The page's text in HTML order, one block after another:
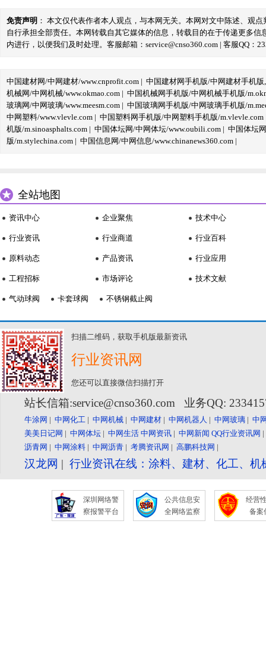
免责声明 ： 本文仅代表作者本人观点，与本网无关。本网对文中陈述、观
自行承担全部责任。本网转载自其它媒体的信息，转载目的在于传递更多
内进行，以便我们及时处理。客服邮箱：service@cnso360.com | 客服QQ：
中国建材网/中网建材/www.cnprofit.com | 中国建材网手机版/中网建材手机版
机械网/中网机械/www.okmao.com | 中国机械网手机版/中网机械手机版/
玻璃网/中网玻璃/www.meesm.com | 中国玻璃网手机版/中网玻璃手机版/
中网塑料/www.vlevle.com | 中国塑料网手机版/中网塑料手机版/m.vlevle.com
机版/m.sinoasphalts.com | 中国体坛网/中网体坛/www.oubili.com | 中国体坛
版/m.stylechina.com | 中国信息网/中网信息/www.chinanews360.com |
全站地图
资讯中心
行业资讯
原料动态
工程招标
企业聚焦
行业商道
产品资讯
市场评论
技术中心
行业百科
行业应用
技术文献
气动球阀 卡套球阀 不锈钢截止阀
扫描二维码，获取手机版最新资讯
行业资讯网
您还可以直接微信扫描打开
站长信箱:service@cnso360.com 业务QQ:
牛涂网 | 中网化工 | 中网机械 | 中网建材 | 中网机器人 | 中网玻璃 | 中
美美日记网 | 中网体坛 | 中网生活 中网资讯 | 中网新闻 QQ行业资讯网
沥青网 | 中网涂料 | 中网沥青 | 考腾资讯网 | 高鹏科技网 |
汉龙网 | 行业资讯在线：涂料、建材、化工、
深圳网络警
察报警平台
公共信息安
全网络监察
经营
备案